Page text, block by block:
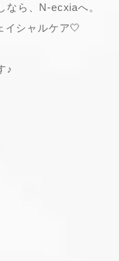
ら、N-ecxiaへ。
イシャルケア🤍
♪